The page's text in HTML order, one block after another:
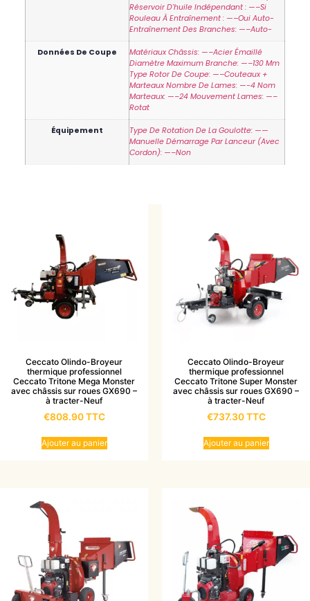
Réservoir D'huile Indépendant : —–Si
Rouleau À Entraînement : —–Oui Auto-
Entraînement Des Branches: —–Auto-
Données De Coupe
Matériaux Châssis: —–Acier Émaillé
Diamètre Maximum Branche: —–130 Mm
Type Rotor De Coupe: —–Couteaux +
Marteaux Nombre De Lames: —-4 Nom
Marteaux: —–24 Mouvement Lames: —–
Rotat
Équipement
Type De Rotation De La Goulotte: ——
Manuelle Démarrage Par Lanceur (avec
Cordon): —–Non
Ceccato Olindo-Broyeur
thermique professionnel
Ceccato Tritone Mega Monster
avec châssis sur roues GX690 –
à tracter-Neuf
€808.90TTC
Ajouter au panier
Ceccato Olindo-Broyeur
thermique professionnel
Ceccato Tritone Super Monster
avec châssis sur roues GX690 –
à tracter-Neuf
€737.30TTC
Ajouter au panier